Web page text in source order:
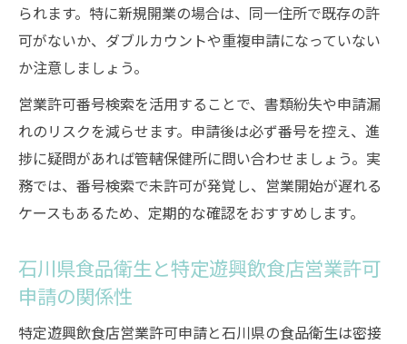
授
特定遊興飲食店営業許可申請から検査まで
の全体スケジュール
施設検査当日の流れと事前準備のポイント
を押さえる
保健所の立入検査で失敗しない特定遊興飲
食店営業許可申請のコツ
開業前10日以内の書類提出タイミングに注
申請後に気をつけたい営業設備の最終確認
事項
られます。特に新規開業の場合は、同一住所で既存の許
可がないか、ダブルカウントや重複申請になっていない
か注意しましょう。
営業許可番号検索を活用することで、書類紛失や申請漏
れのリスクを減らせます。申請後は必ず番号を控え、進
捗に疑問があれば管轄保健所に問い合わせましょう。実
務では、番号検索で未許可が発覚し、営業開始が遅れる
ケースもあるため、定期的な確認をおすすめします。
石川県食品衛生と特定遊興飲食店営業許可
申請の関係性
特定遊興飲食店営業許可申請と石川県の食品衛生は密接